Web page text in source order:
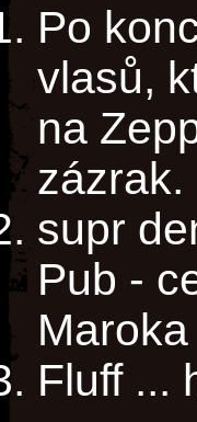
Po
vlasů,
na
zázrak.
supr
Pub -
Fluff ...